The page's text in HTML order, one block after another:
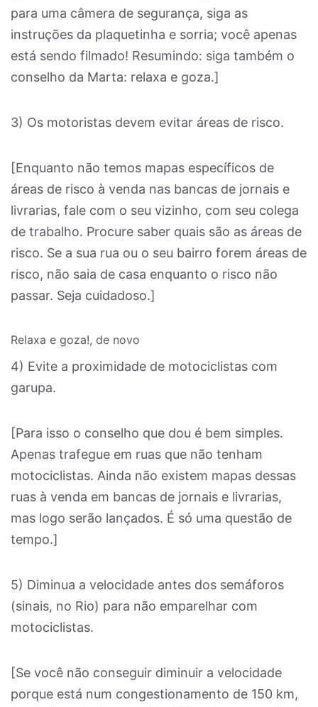
para uma câmera de segurança, siga as
instruções da plaquetinha e sorria; você apenas
está sendo filmado! Resumindo: siga também o
conselho da Marta: relaxa e goza.]
3) Os motoristas devem evitar áreas de risco.
[Enquanto não temos mapas específicos de
áreas de risco à venda nas bancas de jornais e
livrarias, fale com o seu vizinho, com seu colega
de trabalho. Procure saber quais são as áreas de
risco. Se a sua rua ou o seu bairro forem áreas de
risco, não saia de casa enquanto o risco não
passar. Seja cuidadoso.]
Relaxa e goza!, de novo
4) Evite a proximidade de motociclistas com
garupa.
[Para isso o conselho que dou é bem simples.
Apenas trafegue em ruas que não tenham
motociclistas. Ainda não existem mapas dessas
ruas à venda em bancas de jornais e livrarias,
mas logo serão lançados. É só uma questão de
tempo.]
5) Diminua a velocidade antes dos semáforos
(sinais, no Rio) para não emparelhar com
motociclistas.
[Se você não conseguir diminuir a velocidade
porque está num congestionamento de 150 km,